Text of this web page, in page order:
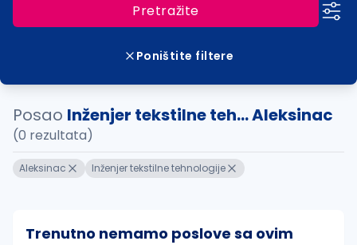
Pretražite
Poništite filtere
Posao Inženjer tekstilne teh... Aleksinac
(0 rezultata)
Aleksinac Inženjer tekstilne tehnologije
Trenutno nemamo poslove sa ovim